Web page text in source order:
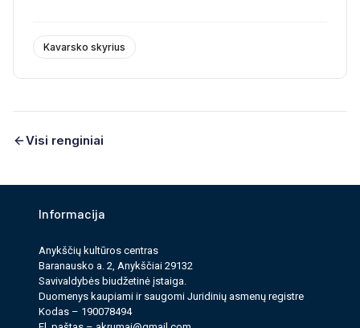
Kavarsko skyrius
Visi renginiai
Informacija
Anykščių kultūros cen­tras
Baranausko a. 2, Anykščiai 29132
Savi­valdy­bės biudžet­inė įstaiga.
Duomenys kau­pi­ami ir saugomi Juri­dinių asmenų reg­istre
Kodas – 190078494